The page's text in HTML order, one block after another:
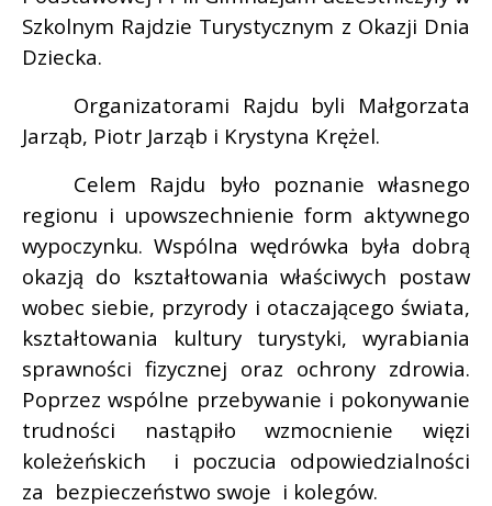
Szkolnym Rajdzie Turystycznym z Okazji Dnia
Dziecka.
Organizatorami Rajdu byli Małgorzata
Jarząb, Piotr Jarząb i Krystyna Krężel.
Celem Rajdu było poznanie własnego
regionu i upowszechnienie form aktywnego
wypoczynku. Wspólna wędrówka była dobrą
okazją do kształtowania właściwych postaw
wobec siebie, przyrody i otaczającego świata,
kształtowania kultury turystyki, wyrabiania
sprawności fizycznej oraz ochrony zdrowia.
Poprzez wspólne przebywanie i pokonywanie
trudności nastąpiło wzmocnienie więzi
koleżeńskich
i poczucia odpowiedzialności
za bezpieczeństwo swoje i kolegów.